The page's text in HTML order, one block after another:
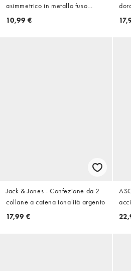
asimmetrico in metallo fuso
argentato
10,99 €
Jack & Jones - Confezione da 2
collane a catena tonalità argento
17,99 €